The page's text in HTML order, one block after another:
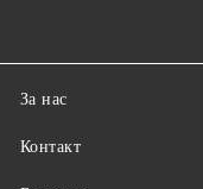
За нас
Контакт